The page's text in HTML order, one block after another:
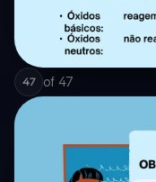
47 of 47